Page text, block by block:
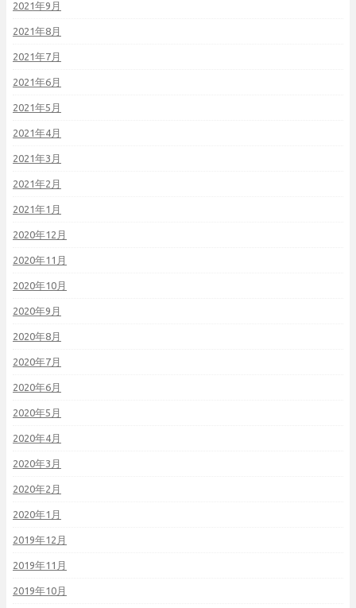
2021年9月
2021年8月
2021年7月
2021年6月
2021年5月
2021年4月
2021年3月
2021年2月
2021年1月
2020年12月
2020年11月
2020年10月
2020年9月
2020年8月
2020年7月
2020年6月
2020年5月
2020年4月
2020年3月
2020年2月
2020年1月
2019年12月
2019年11月
2019年10月